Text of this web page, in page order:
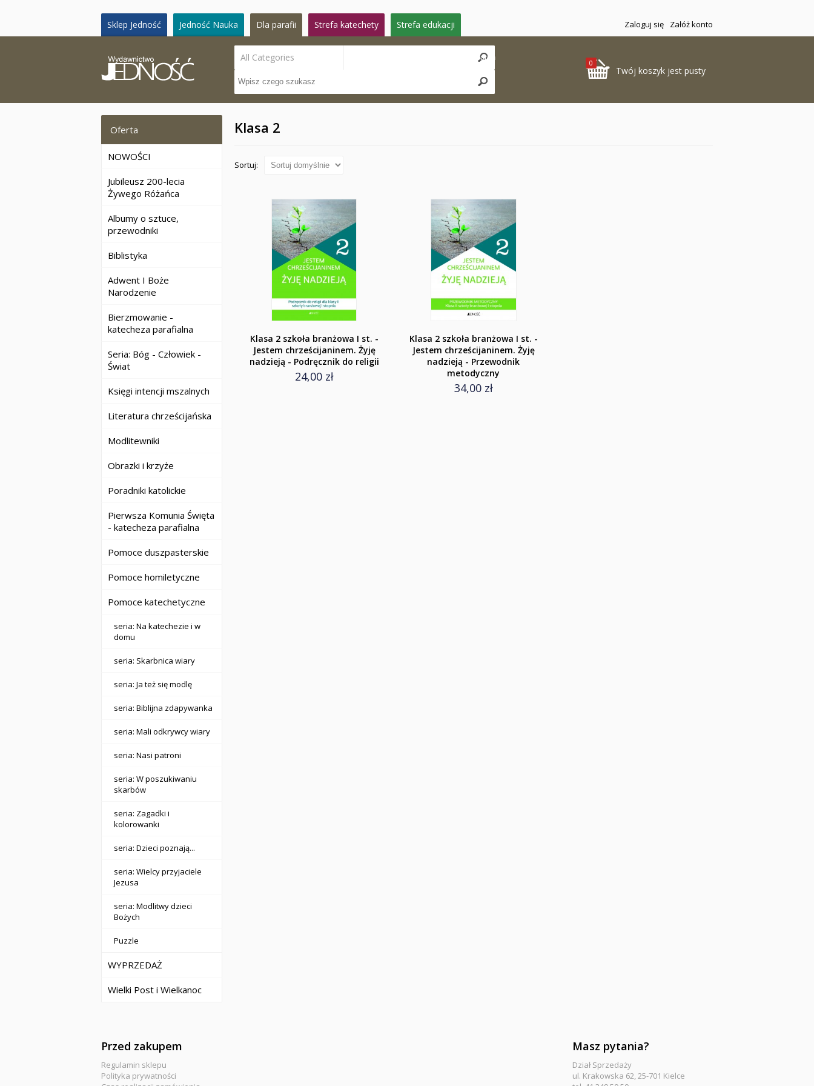
Sklep Jedność Jedność Nauka Dla parafii Strefa katechety Strefa edukacji Zaloguj się Załóż konto
All Categories Search
0
Twój koszyk jest pusty
Oferta
NOWOŚCI
Jubileusz 200-lecia
Żywego Różańca
Albumy o sztuce,
przewodniki
Biblistyka
Adwent I Boże
Narodzenie
Bierzmowanie -
katecheza parafialna
Seria: Bóg - Człowiek -
Świat
Księgi intencji mszalnych
Literatura chrześcijańska
Modlitewniki
Obrazki i krzyże
Poradniki katolickie
Pierwsza Komunia Święta
- katecheza parafialna
Pomoce duszpasterskie
Pomoce homiletyczne
Pomoce katechetyczne
seria: Na katechezie i w
domu
seria: Skarbnica wiary
seria: Ja też się modlę
seria: Biblijna zdapywanka
seria: Mali odkrywcy wiary
seria: Nasi patroni
seria: W poszukiwaniu
skarbów
seria: Zagadki i
kolorowanki
seria: Dzieci poznają...
seria: Wielcy przyjaciele
Jezusa
seria: Modlitwy dzieci
Bożych
Puzzle
WYPRZEDAŻ
Wielki Post i Wielkanoc
Klasa 2
Sortuj:
Klasa 2 szkoła branżowa I st. -
Jestem chrześcijaninem. Żyję
nadzieją - Podręcznik do religii
24,00 zł
Klasa 2 szkoła branżowa I st. -
Jestem chrześcijaninem. Żyję
nadzieją - Przewodnik
metodyczny
34,00 zł
Przed zakupem
Regulamin sklepu
Polityka prywatności
Masz pytania?
Dział Sprzedaży
ul. Krakowska 62, 25-701 Kielce